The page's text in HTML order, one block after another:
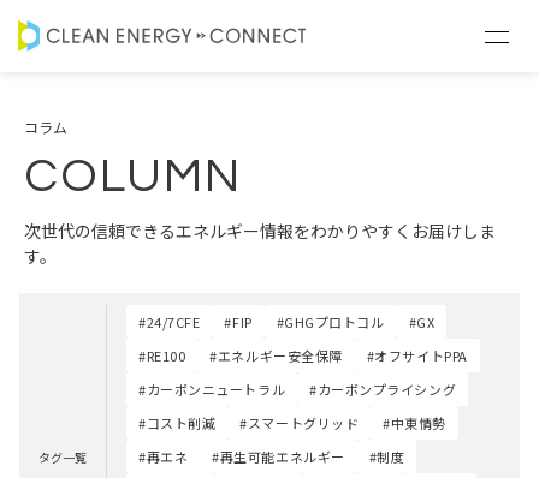
コラム
COLUMN
次世代の信頼できるエネルギー情報をわかりやすくお届けしま
す。
タグ一覧
#24/7CFE #FIP #GHGプロトコル
#GX
#RE100
#エネルギー安全保障
#オフサイトPPA
#カーボンニュートラル
#カーボンプライシング
#コスト削減
#スマートグリッド
#中東情勢
#再エネ
#再生可能エネルギー
#制度